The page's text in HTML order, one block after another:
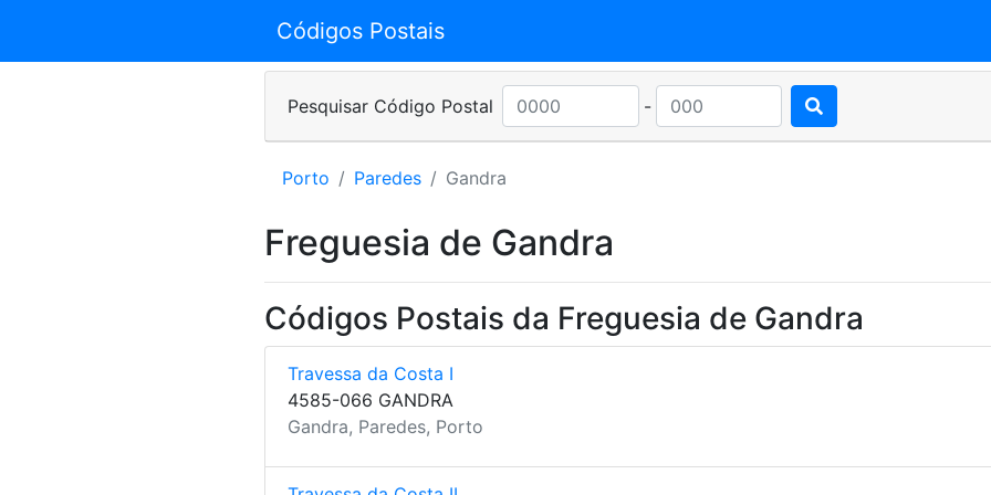
Códigos Postais
Pesquisar Código Postal -
Porto Paredes Gandra
Freguesia de Gandra
Códigos Postais da Freguesia de Gandra
Travessa da Costa I
4585-066 GANDRA
Gandra, Paredes, Porto